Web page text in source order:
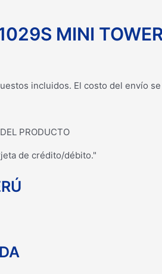
MINI
incluidos. El costo del envío se
PRODUCTO
de crédito/débito."